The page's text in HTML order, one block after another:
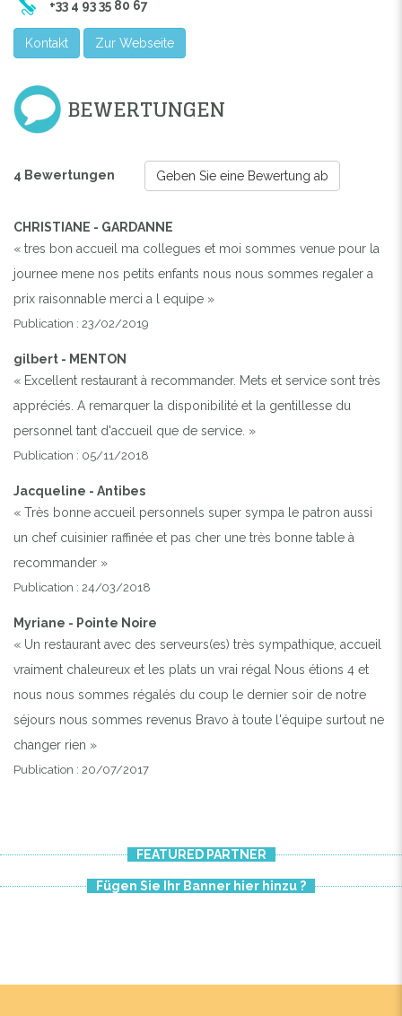
Previous Next
+33 4 93 35 80 67
Kontakt Zur Webseite
BEWERTUNGEN
4 Bewertungen Geben Sie eine Bewertung ab
CHRISTIANE - GARDANNE
« tres bon accueil ma collegues et moi sommes venue pour la
journee mene nos petits enfants nous nous sommes regaler a
prix raisonnable merci a l equipe »
Publication : 23/02/2019
gilbert - MENTON
« Excellent restaurant à recommander. Mets et service sont très
appréciés. A remarquer la disponibilité et la gentillesse du
personnel tant d'accueil que de service. »
Publication : 05/11/2018
Jacqueline - Antibes
« Très bonne accueil personnels super sympa le patron aussi
un chef cuisinier raffinée et pas cher une très bonne table à
recommander »
Publication : 24/03/2018
Myriane - Pointe Noire
« Un restaurant avec des serveurs(es) très sympathique, accueil
vraiment chaleureux et les plats un vrai régal Nous étions 4 et
nous nous sommes régalés du coup le dernier soir de notre
séjours nous sommes revenus Bravo à toute l'équipe surtout ne
changer rien »
Publication : 20/07/2017
FEATURED PARTNER
Fügen Sie Ihr Banner hier hinzu ?